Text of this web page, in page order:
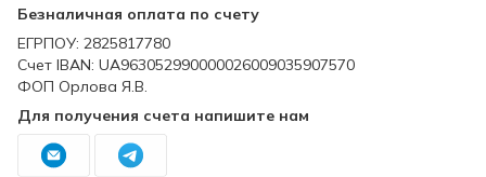
Безналичная оплата по счету
ЕГРПОУ: 2825817780
Счет IBAN: UA963052990000026009035907570
ФОП Орлова Я.В.
Для получения счета напишите нам